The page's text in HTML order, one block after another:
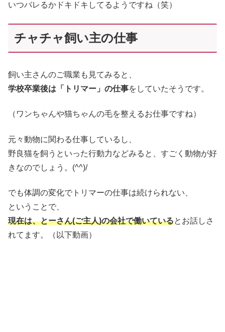
いつバレるかドキドキしてるようですね（笑）
チャチャ飼い主の仕事
飼い主さんのご職業も見てみると、
学校卒業後は「トリマー」の仕事をしていたそうです。
（ワンちゃんや猫ちゃんの毛を整えるお仕事ですね）
元々動物に関わる仕事しているし、
野良猫を飼うといった行動力などみると、すごく動物が好
きなのでしょう。(^^)/
でも体調の変化でトリマーの仕事は続けられない、
ということで、
現在は、とーさん(ご主人)の会社で働いているとお話しさ
れてます。（以下動画）